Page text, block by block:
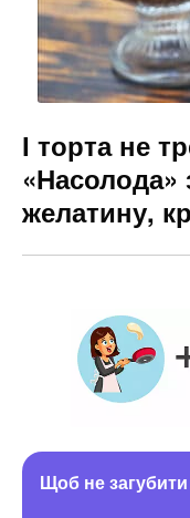
І торта не
«Насолода»
желатину,
Щоб не